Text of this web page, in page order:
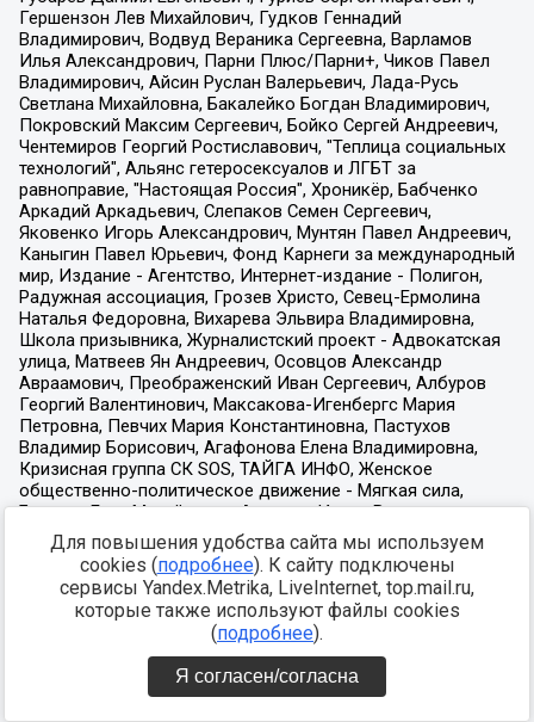
Для повышения удобства сайта мы используем
cookies (подробнее). К сайту подключены
сервисы Yandex.Metrika, LiveInternet, top.mail.ru,
которые также используют файлы cookies
(подробнее).
Я согласен/согласна